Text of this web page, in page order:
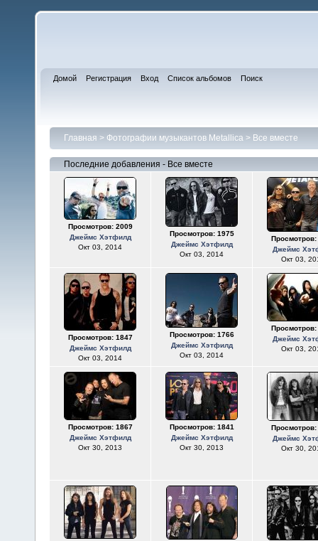
Домой Регистрация Вход Список альбомов Поиск
Главная > Фотографии музыкантов Metallica > Все вместе
Последние добавления - Все вместе
Просмотров: 2009
Джеймс Хэтфилд
Окт 03, 2014
Просмотров: 1975
Джеймс Хэтфилд
Окт 03, 2014
Просмотров:
Джеймс
Окт 03,
Просмотров: 1847
Джеймс Хэтфилд
Окт 03, 2014
Просмотров: 1766
Джеймс Хэтфилд
Окт 03, 2014
Просмотров:
Джеймс
Окт 03,
Просмотров: 1867
Джеймс Хэтфилд
Окт 30, 2013
Просмотров: 1841
Джеймс Хэтфилд
Окт 30, 2013
Просмотров:
Джеймс
Окт 30,